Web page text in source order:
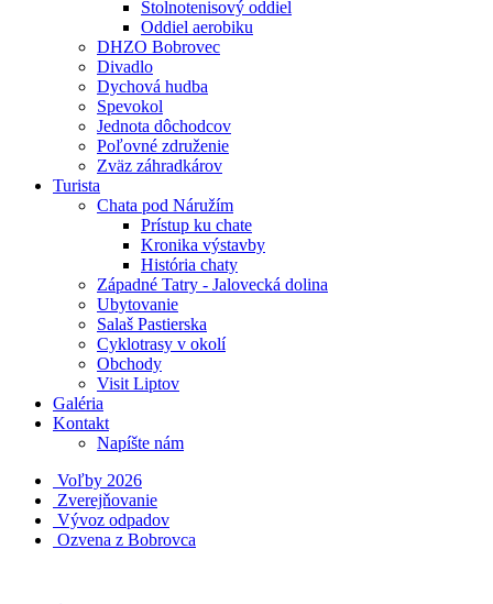
Stolnotenisový oddiel
Oddiel aerobiku
DHZO Bobrovec
Divadlo
Dychová hudba
Spevokol
Jednota dôchodcov
Poľovné združenie
Zväz záhradkárov
Turista
Chata pod Náružím
Prístup ku chate
Kronika výstavby
História chaty
Západné Tatry - Jalovecká dolina
Ubytovanie
Salaš Pastierska
Cyklotrasy v okolí
Obchody
Visit Liptov
Galéria
Kontakt
Napíšte nám
Voľby 2026
Zverejňovanie
Vývoz odpadov
Ozvena z Bobrovca